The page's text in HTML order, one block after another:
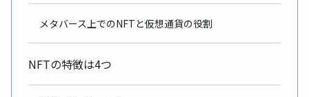
メタバース上でのNFTと仮想通貨の役割
NFTの特徴は4つ